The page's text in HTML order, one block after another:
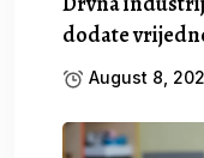
dodate
August 8,